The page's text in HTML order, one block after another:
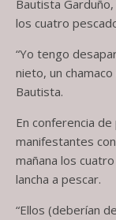
Bautista
los cuatro
“Yo tengo
nieto, un
Bautista.
En conferencia
manifestantes
mañana los
lancha a pescar.
“Ellos (deberían